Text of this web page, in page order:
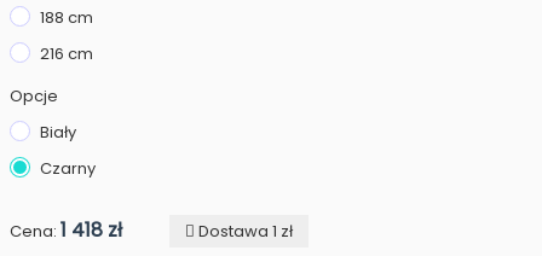
188 cm
216 cm
Opcje
Biały
Czarny
Cena: 1 418 zł
Dostawa 1 zł